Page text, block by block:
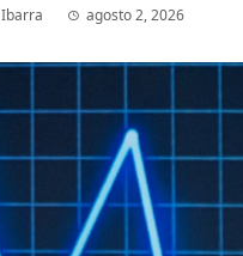
agosto 2, 2026